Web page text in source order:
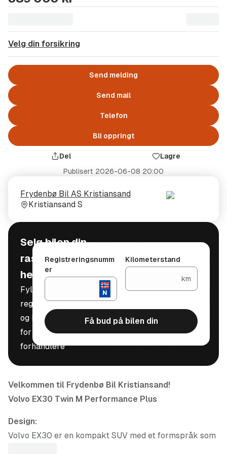
Velg din forsikring
Send melding
Send mail
Telefon
Bli oppringt
Del
Lagre
Publisert 2026-06-08 20:00
Selger
Frydenbø Bil AS Kristiansand
Selgerens
plass
Kristiansand S
Selg bilen din
raskt, trygt og
helt gratis
Fyll inn
registreringsnummer
og kilometerstand
for å motta bud fra
forhandlere
Registreringsnumm
er
Kilometerstand
km
Få bud på bilen din
Velkommen til Frydenbø Bil Kristiansand!
Volvo EX30 Twin M Performance Plus
Design:
Volvo EX30 er en kompakt SUV med et formspråk som